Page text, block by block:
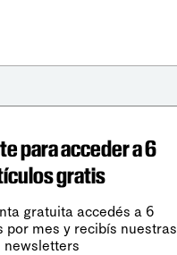
para acceder a 6
gratis
gratuita accedés a 6
por mes y recibís nuestras
newsletters